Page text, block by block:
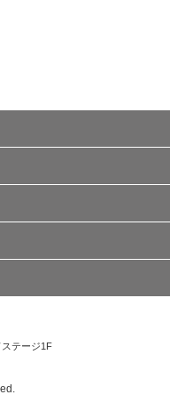
テージ1F